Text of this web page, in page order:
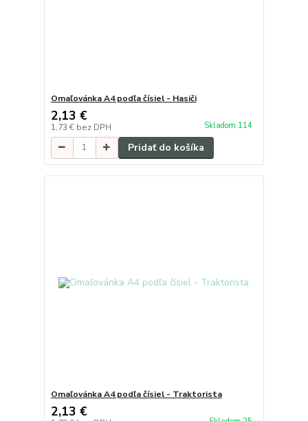
Omaľovánka A4 podľa čísiel - Hasiči
2,13 €
1,73 € bez DPH Skladom 114
Pridať do košíka
Omaľovánka A4 podľa čísiel - Traktorista
2,13 €